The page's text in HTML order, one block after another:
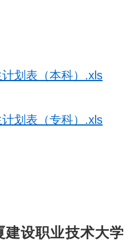
划表（本科）.xls
划表（专科）.xls
职业技术大学